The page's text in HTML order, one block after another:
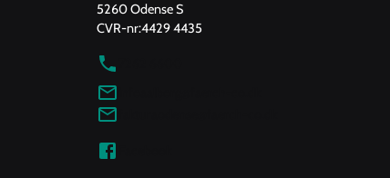
5260 Odense S
CVR-nr:4429 4435